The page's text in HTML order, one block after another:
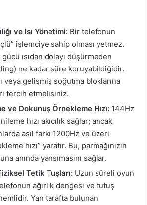
ve Isı Yönetimi: Bir telefonun
işlemciye sahip olması yetmez.
ısıdan dolayı düşürmeden
ne kadar süre koruyabildiğidir.
veya gelişmiş soğutma bloklarına
tercih etmelisiniz.
ve Dokunuş Örnekleme Hızı: 144Hz
hızı akıcılık sağlar; ancak
asıl farkı 1200Hz ve üzeri
hızı” yaratır. Bu, parmağınızın
anında yansımasını sağlar.
Tetik Tuşları: Uzun süreli oyun
ağırlık dengesi ve tutuş
Yan tarafta bulunan